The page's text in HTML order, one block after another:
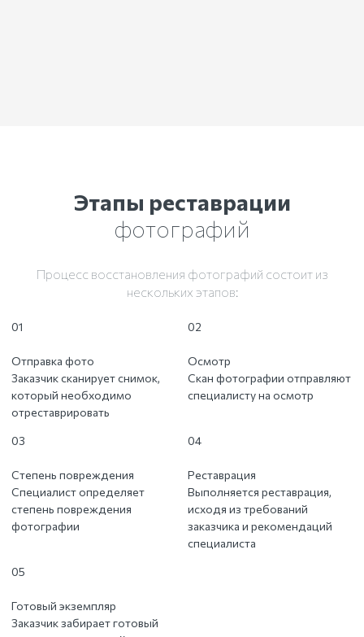
Этапы реставрации
фотографий
Процесс восстановления фотографий состоит из
нескольких этапов:
01
Отправка фото
Заказчик сканирует снимок,
который необходимо
отреставрировать
02
Осмотр
Скан фотографии отправляют
специалисту на осмотр
03
Степень повреждения
Специалист определяет
степень повреждения
фотографии
04
Реставрация
Выполняется реставрация,
исходя из требований
заказчика и рекомендаций
специалиста
05
Готовый экземпляр
Заказчик забирает готовый